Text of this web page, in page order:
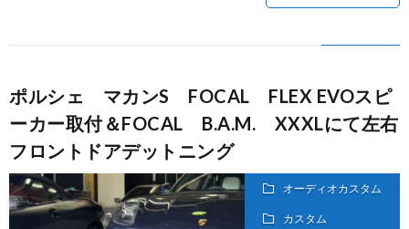
ポルシェ マカンS FOCAL FLEX EVOスピ
ーカー取付＆FOCAL B.A.M. XXXLにて左右
フロントドアデットニング
オーディオカスタム
カスタム